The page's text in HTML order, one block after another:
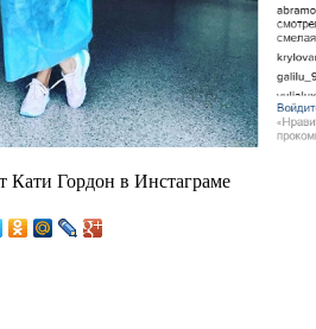
Кати Гордон в Инстаграме